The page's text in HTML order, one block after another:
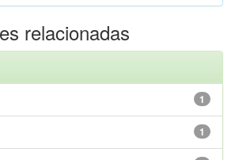
relacionadas
1
1